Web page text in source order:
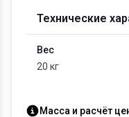
Технические
Вес
20 кг
Масса и расчёт